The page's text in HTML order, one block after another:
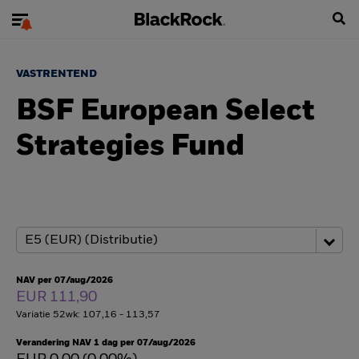
VASTRENTEND
BSF European Select
Strategies Fund
NAV per 07/aug/2026
EUR 111,90
Variatie 52wk: 107,16 - 113,57
Verandering NAV 1 dag per 07/aug/2026